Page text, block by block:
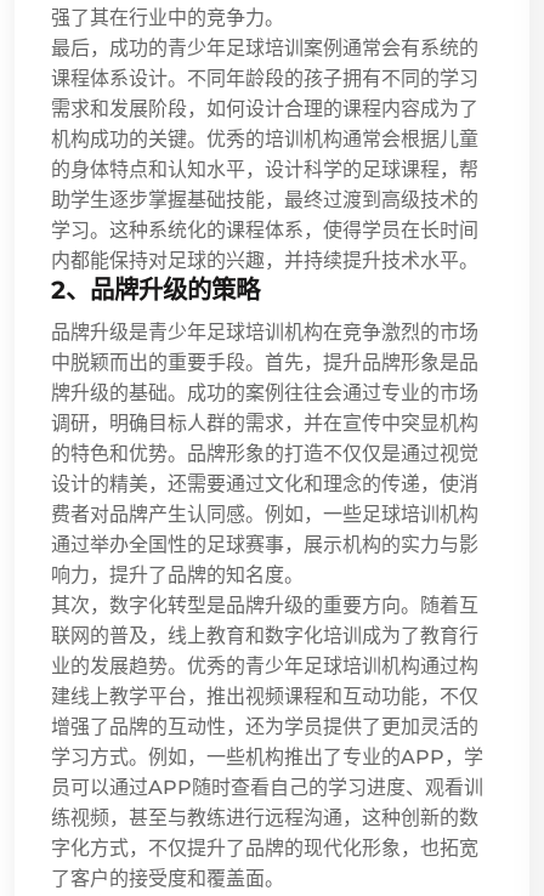
强了其在行业中的竞争力。
最后，成功的青少年足球培训案例通常会有系统的
课程体系设计。不同年龄段的孩子拥有不同的学习
需求和发展阶段，如何设计合理的课程内容成为了
机构成功的关键。优秀的培训机构通常会根据儿童
的身体特点和认知水平，设计科学的足球课程，帮
助学生逐步掌握基础技能，最终过渡到高级技术的
学习。这种系统化的课程体系，使得学员在长时间
内都能保持对足球的兴趣，并持续提升技术水平。
2、品牌升级的策略
品牌升级是青少年足球培训机构在竞争激烈的市场
中脱颖而出的重要手段。首先，提升品牌形象是品
牌升级的基础。成功的案例往往会通过专业的市场
调研，明确目标人群的需求，并在宣传中突显机构
的特色和优势。品牌形象的打造不仅仅是通过视觉
设计的精美，还需要通过文化和理念的传递，使消
费者对品牌产生认同感。例如，一些足球培训机构
通过举办全国性的足球赛事，展示机构的实力与影
响力，提升了品牌的知名度。
其次，数字化转型是品牌升级的重要方向。随着互
联网的普及，线上教育和数字化培训成为了教育行
业的发展趋势。优秀的青少年足球培训机构通过构
建线上教学平台，推出视频课程和互动功能，不仅
增强了品牌的互动性，还为学员提供了更加灵活的
学习方式。例如，一些机构推出了专业的APP，学
员可以通过APP随时查看自己的学习进度、观看训
练视频，甚至与教练进行远程沟通，这种创新的数
字化方式，不仅提升了品牌的现代化形象，也拓宽
了客户的接受度和覆盖面。